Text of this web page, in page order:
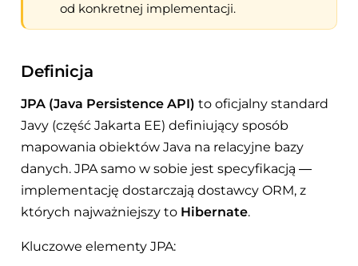
od konkretnej implementacji.
Definicja
JPA (Java Persistence API) to oficjalny standard
Javy (część Jakarta EE) definiujący sposób
mapowania obiektów Java na relacyjne bazy
danych. JPA samo w sobie jest specyfikacją —
implementację dostarczają dostawcy ORM, z
których najważniejszy to Hibernate.
Kluczowe elementy JPA: